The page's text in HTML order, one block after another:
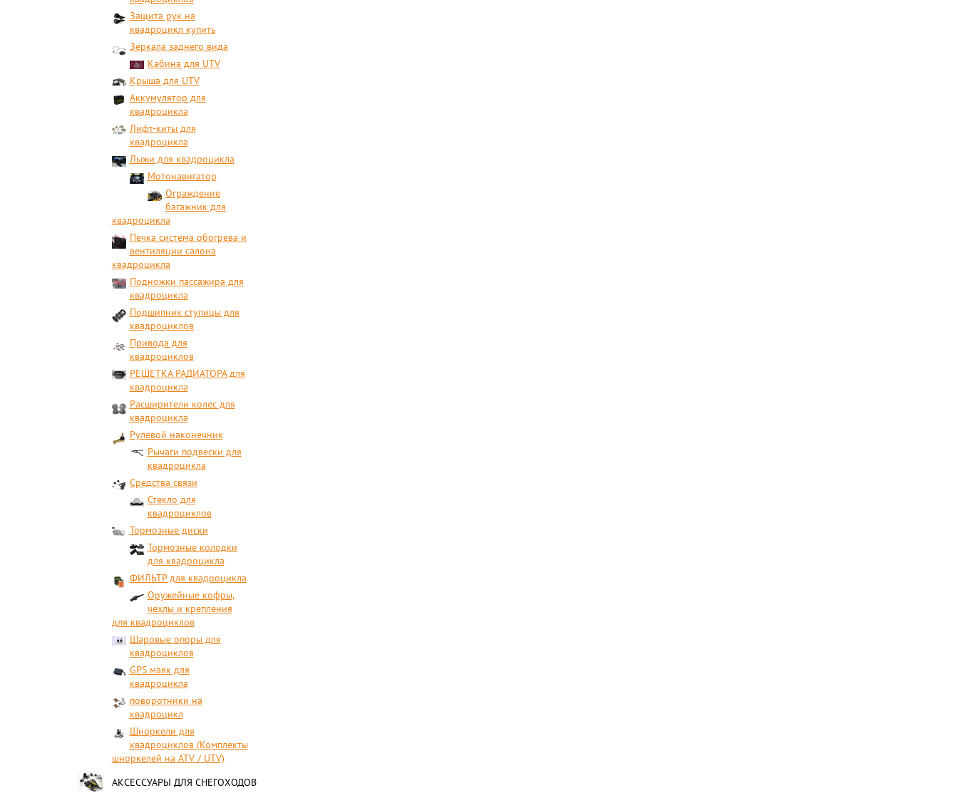
Защита рук на
квадроцикл купить
Зеркала заднего вида
Кабина для UTV
Крыша для UTV
Аккумулятор для
квадроцикла
Лифт-киты для
квадроцикла
Лыжи для квадроцикла
Мотонавигатор
Ограждение
багажник для
квадроцикла
Печка система обогрева и
вентиляции салона
квадроцикла
Подножки пассажира для
квадроцикла
Подшипник ступицы для
квадроциклов
Привода для
квадроциклов
РЕШЕТКА РАДИАТОРА для
квадроцикла
Расширители колес для
квадроцикла
Рулевой наконечник
Рычаги подвески для
квадроцикла
Средства связи
Стекло для
квадроциклов
Тормозные диски
Тормозные колодки
для квадроцикла
ФИЛЬТР для квадроцикла
Оружейные кофры,
чехлы и крепления
для квадроциклов
Шаровые опоры для
квадроциклов
GPS маяк для
квадроцикла
поворотники на
квадроцикл
Шноркели для
квадроциклов (Комплекты
шноркелей на ATV / UTV)
АКСЕССУАРЫ ДЛЯ СНЕГОХОДОВ